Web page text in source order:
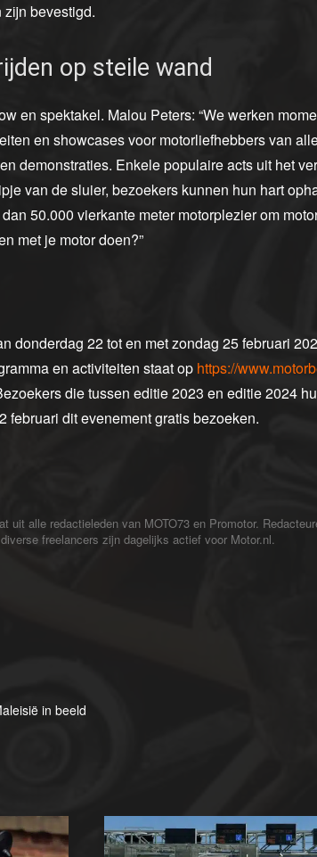
bevestigd.
op steile wand
en spektakel. Malou Peters: “We werken
en showcases voor motorliefhebbers van
demonstraties. Enkele populaire acts uit het
van de sluier, bezoekers kunnen hun hart
50.000 vierkante meter motorplezier om
met je motor doen?”
donderdag 22 tot en met zondag 25 februari
en activiteiten staat op https://
die tussen editie 2023 en editie 2024
februari dit evenement gratis bezoeken.
uit alle redactieleden van MOTO73 en Promotor.
freelancers zijn dagelijks actief voor Motor.nl.
in beeld